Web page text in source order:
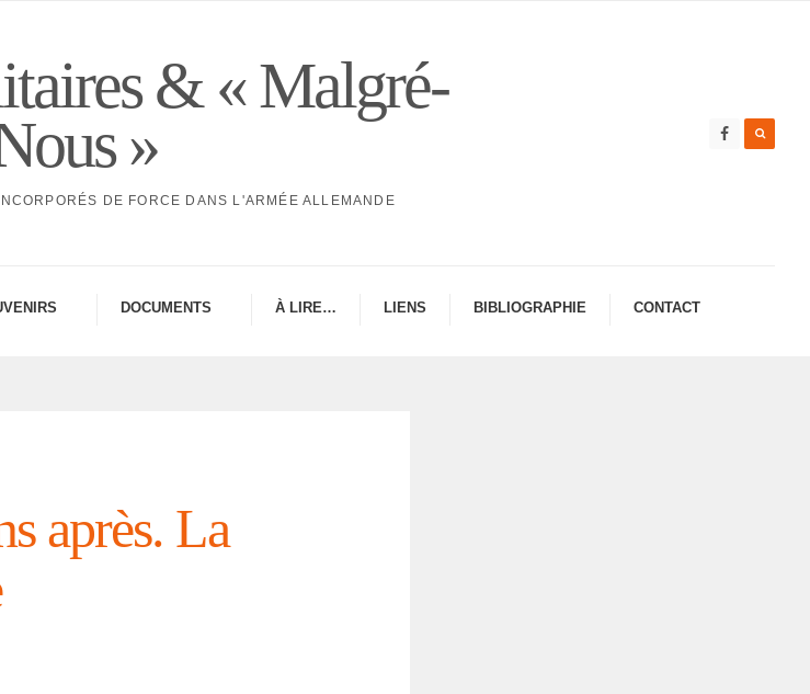
& « Malgré-
»
DE FORCE DANS L'ARMÉE ALLEMANDE
DOCU­MENTS À LIRE… LIENS BIBLIO­GRA­PHIE CONTAC­­T
après. La